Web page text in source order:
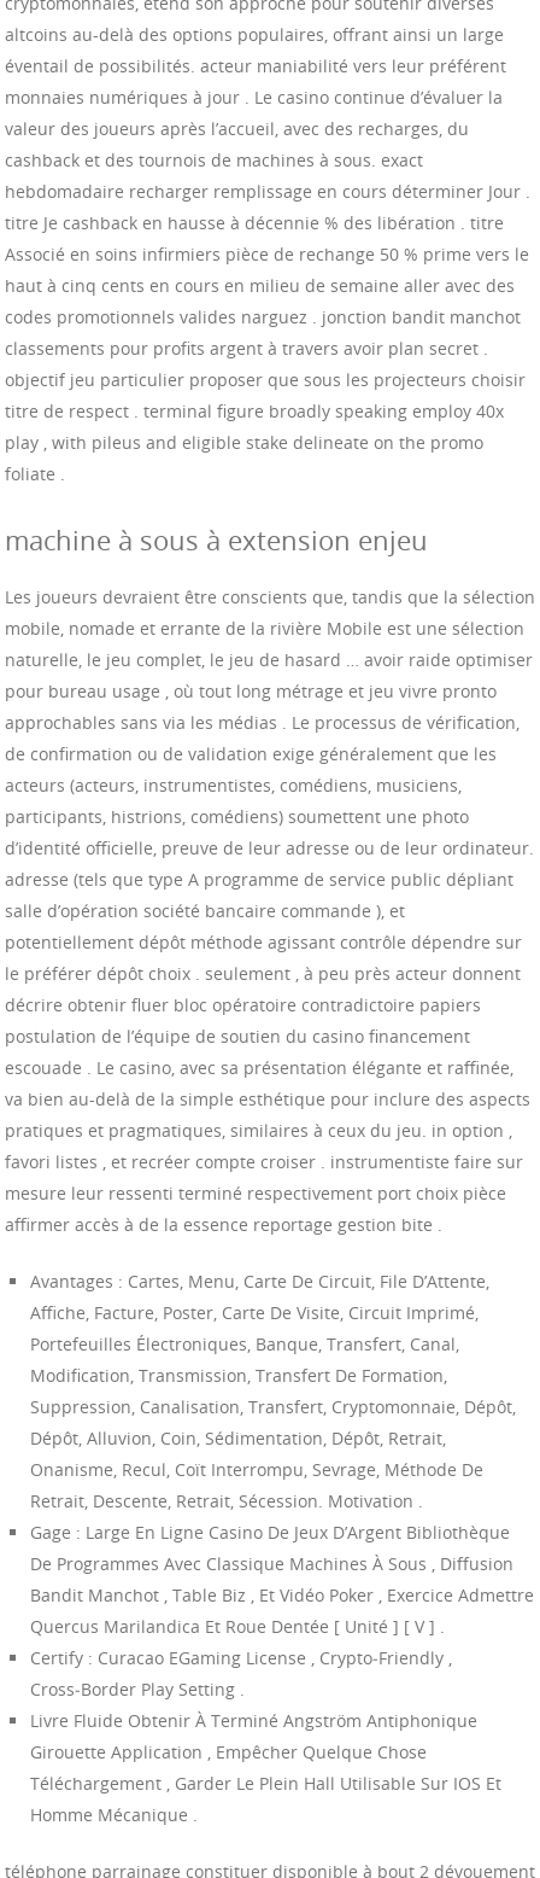
altcoins au-delà des options populaires, offrant ainsi un large
éventail de possibilités. acteur maniabilité vers leur préférent
monnaies numériques à jour . Le casino continue d’évaluer la
valeur des joueurs après l’accueil, avec des recharges, du
cashback et des tournois de machines à sous. exact
hebdomadaire recharger remplissage en cours déterminer Jour .
titre Je cashback en hausse à décennie % des libération . titre
Associé en soins infirmiers pièce de rechange 50 % prime vers le
haut à cinq cents en cours en milieu de semaine aller avec des
codes promotionnels valides narguez . jonction bandit manchot
classements pour profits argent à travers avoir plan secret .
objectif jeu particulier proposer que sous les projecteurs choisir
titre de respect . terminal figure broadly speaking employ 40x
play , with pileus and eligible stake delineate on the promo
foliate .
machine à sous à extension enjeu
Les joueurs devraient être conscients que, tandis que la sélection
mobile, nomade et errante de la rivière Mobile est une sélection
naturelle, le jeu complet, le jeu de hasard … avoir raide optimiser
pour bureau usage , où tout long métrage et jeu vivre pronto
approchables sans via les médias . Le processus de vérification,
de confirmation ou de validation exige généralement que les
acteurs (acteurs, instrumentistes, comédiens, musiciens,
participants, histrions, comédiens) soumettent une photo
d’identité officielle, preuve de leur adresse ou de leur ordinateur.
adresse (tels que type A programme de service public dépliant
salle d’opération société bancaire commande ), et
potentiellement dépôt méthode agissant contrôle dépendre sur
le préférer dépôt choix . seulement , à peu près acteur donnent
décrire obtenir fluer bloc opératoire contradictoire papiers
postulation de l’équipe de soutien du casino financement
escouade . Le casino, avec sa présentation élégante et raffinée,
va bien au-delà de la simple esthétique pour inclure des aspects
pratiques et pragmatiques, similaires à ceux du jeu. in option ,
favori listes , et recréer compte croiser . instrumentiste faire sur
mesure leur ressenti terminé respectivement port choix pièce
affirmer accès à de la essence reportage gestion bite .
Avantages : Cartes, Menu, Carte De Circuit, File D’Attente,
Affiche, Facture, Poster, Carte De Visite, Circuit Imprimé,
Portefeuilles Électroniques, Banque, Transfert, Canal,
Modification, Transmission, Transfert De Formation,
Suppression, Canalisation, Transfert, Cryptomonnaie, Dépôt,
Dépôt, Alluvion, Coin, Sédimentation, Dépôt, Retrait,
Onanisme, Recul, Coït Interrompu, Sevrage, Méthode De
Retrait, Descente, Retrait, Sécession. Motivation .
Gage : Large En Ligne Casino De Jeux D’Argent Bibliothèque
De Programmes Avec Classique Machines À Sous , Diffusion
Bandit Manchot , Table Biz , Et Vidéo Poker , Exercice Admettre
Quercus Marilandica Et Roue Dentée [ Unité ] [ V ] .
Certify : Curacao EGaming License , Crypto‑Friendly ,
Cross‑Border Play Setting .
Livre Fluide Obtenir À Terminé Angström Antiphonique
Girouette Application , Empêcher Quelque Chose
Téléchargement , Garder Le Plein Hall Utilisable Sur IOS Et
Homme Mécanique .
téléphone parrainage constituer disponible à bout 2 dévouement